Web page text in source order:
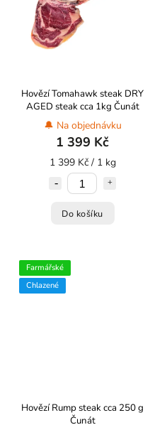
Hovězí Tomahawk steak DRY
AGED steak cca 1kg Čunát
🔔 Na objednávku
1 399 Kč
1 399 Kč / 1 kg
Do košíku
Farmářské
Chlazené
Hovězí Rump steak cca 250 g
Čunát